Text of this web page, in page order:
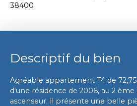
38400
Descriptif du bien
Agréable appartement T4 de 72,75
d'une résidence de 2006, au 2
ascenseur. ll présente une belle